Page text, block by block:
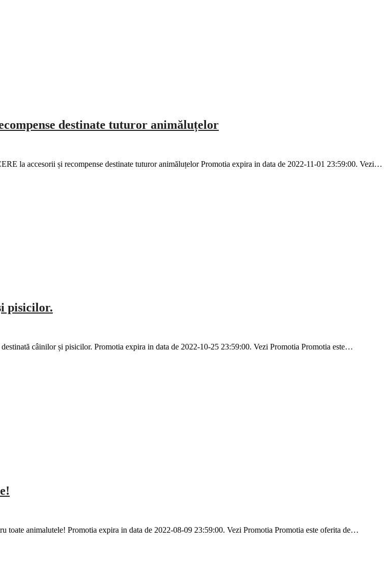
destinate tuturor animăluțelor
la accesorii și recompense destinate tuturor animăluțelor Promotia expira in data de 2022-11-01 23:59:00. Vezi…
pisicilor.
câinilor și pisicilor. Promotia expira in data de 2022-10-25 23:59:00. Vezi Promotia Promotia este…
animalutele! Promotia expira in data de 2022-08-09 23:59:00. Vezi Promotia Promotia este oferita de…